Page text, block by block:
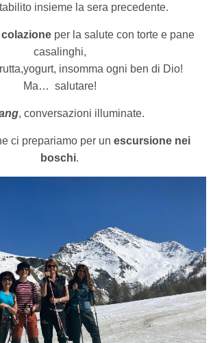
insieme la sera precedente.
colazione per la salute con torte e pane
casalinghi,
insomma ogni ben di Dio!
Ma… salutare!
, conversazioni illuminate.
ci prepariamo per un escursione nei
boschi.